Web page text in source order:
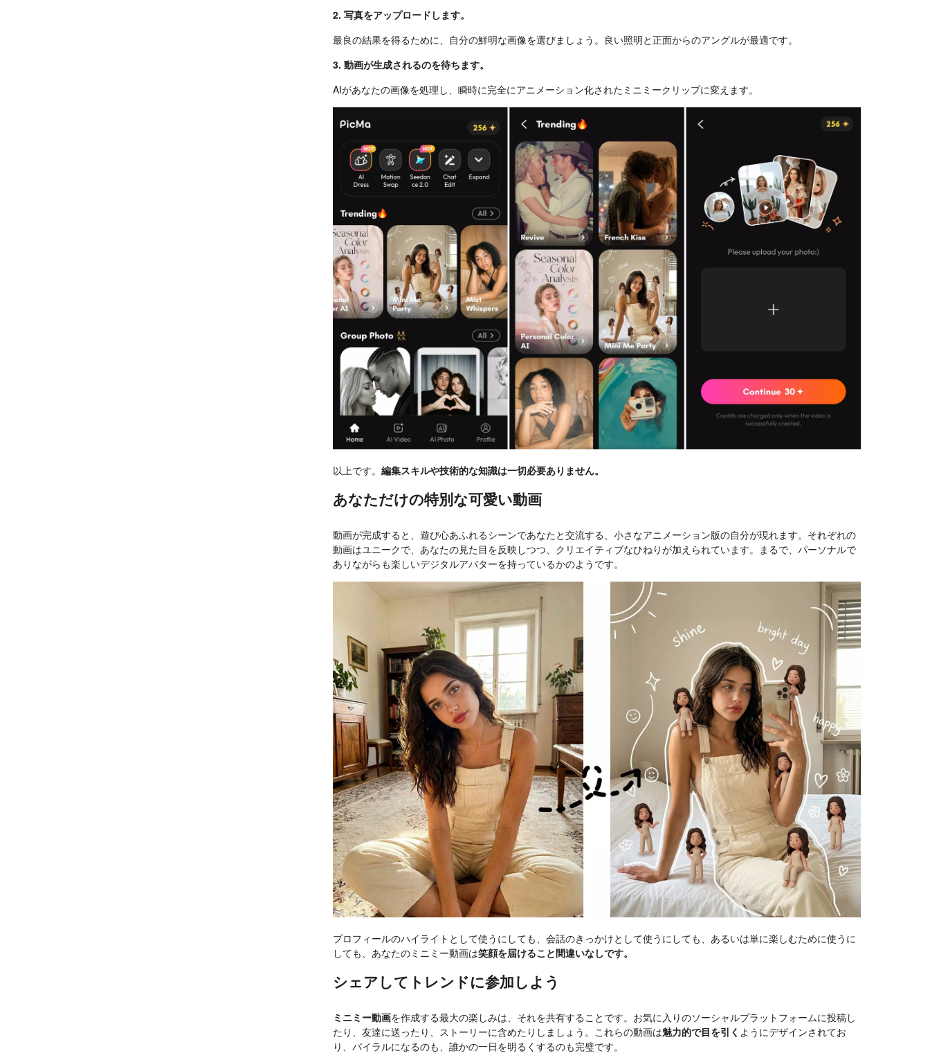
2. 写真をアップロードします。
最良の結果を得るために、自分の鮮明な画像を選びましょう。良い照明と正面からのアングルが最適です。
3. 動画が生成されるのを待ちます。
AIがあなたの画像を処理し、瞬時に完全にアニメーション化されたミニミークリップに変えます。
以上です。編集スキルや技術的な知識は一切必要ありません。
あなただけの特別な可愛い動画
動画が完成すると、遊び心あふれるシーンであなたと交流する、小さなアニメーション版の自分が現れます。それぞれの
動画はユニークで、あなたの見た目を反映しつつ、クリエイティブなひねりが加えられています。まるで、パーソナルで
ありながらも楽しいデジタルアバターを持っているかのようです。
プロフィールのハイライトとして使うにしても、会話のきっかけとして使うにしても、あるいは単に楽しむために使うに
しても、あなたのミニミー動画は笑顔を届けること間違いなしです。
シェアしてトレンドに参加しよう
ミニミー動画を作成する最大の楽しみは、それを共有することです。お気に入りのソーシャルプラットフォームに投稿し
たり、友達に送ったり、ストーリーに含めたりしましょう。これらの動画は魅力的で目を引く ようにデザインされてお
り、バイラルになるのも、誰かの一日を明るくするのも完璧です。